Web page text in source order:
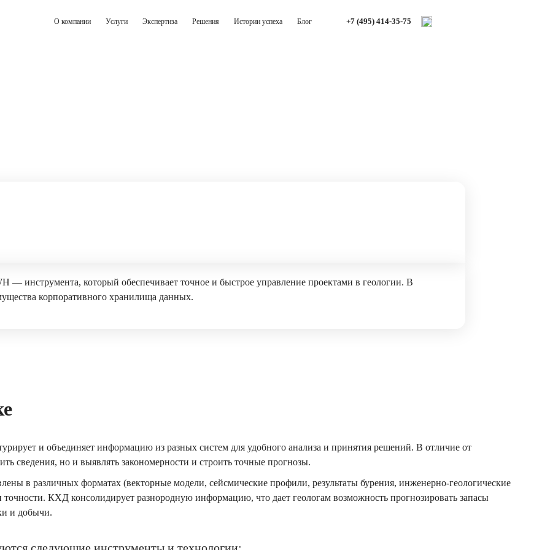
О компании Услуги Экспертиза Решения Истории успеха Блог +7 (495) 414-35-75
— инструмента, который обеспечивает точное и быстрое управление проектами в геологии. В
корпоративного хранилища данных.
и объединяет информацию из разных систем для удобного анализа и принятия решений. В отличие от
сведения, но и выявлять закономерности и строить точные прогнозы.
в различных форматах (векторные модели, сейсмические профили, результаты бурения, инженерно-геологические
точности. КХД консолидирует разнородную информацию, что дает геологам возможность прогнозировать запасы
и добычи.